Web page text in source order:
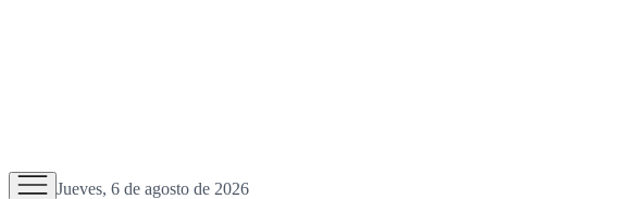
Jueves, 6 de agosto de 2026